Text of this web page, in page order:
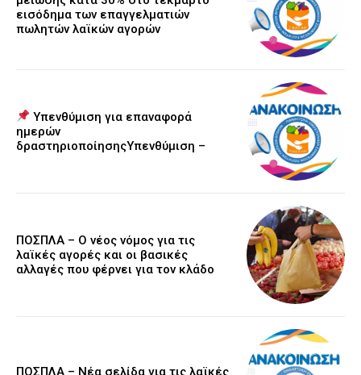
εισόδημα των επαγγελματιών
πωλητών λαϊκών αγορών
Υπενθύμιση για επαναφορά
ημερών
δραστηριοποίησηςΥπενθύμιση –
ΠΟΣΠΛΑ – Ο νέος νόμος για τις
λαϊκές αγορές και οι βασικές
αλλαγές που φέρνει για τον κλάδο
ΠΟΣΠΛΑ – Νέα σελίδα για τις λαϊκές